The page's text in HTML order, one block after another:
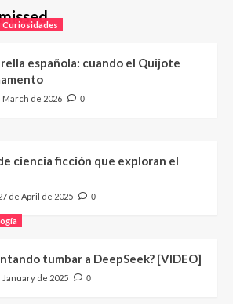
Curiosidades
española: cuando el Quijote
March de 2026 0
ciencia ficción que exploran el
de April de 2025 0
tumbar a DeepSeek? [VIDEO]
January de 2025 0